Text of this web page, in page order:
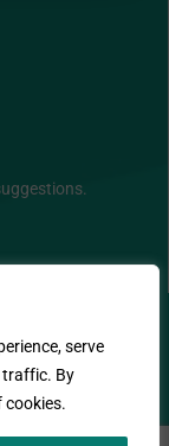
serve
traffic. By
cookies.